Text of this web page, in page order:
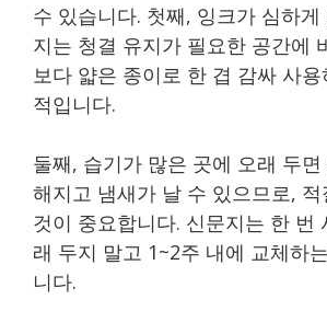
수 있습니다. 첫째, 잉크가 심하
지는 청결 유지가 필요한 공간에
보다 얇은 종이로 한 겹 감싸 사
적입니다.
둘째, 습기가 많은 곳에 오래 두
해지고 냄새가 날 수 있으므로,
것이 중요합니다. 신문지는 한 번
래 두지 말고 1~2주 내에 교체하
니다.